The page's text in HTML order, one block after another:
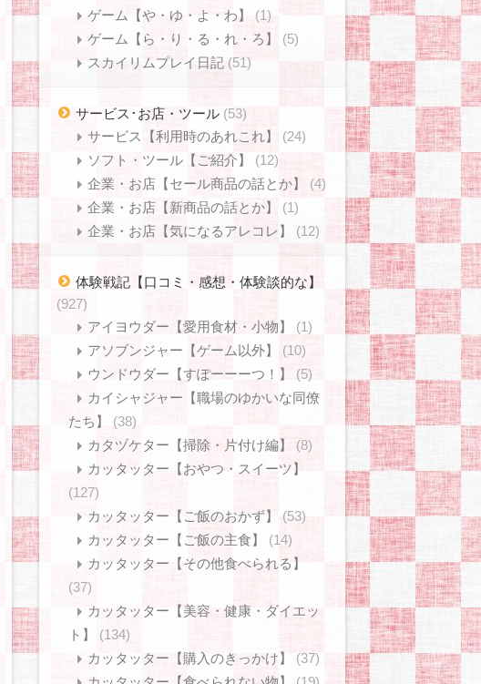
ゲーム【や・ゆ・よ・わ】
(1)
ゲーム【ら・り・る・れ・ろ】
(5)
スカイリムプレイ日記 (51)
サービス･お店・ツール (53)
サービス【利用時のあれこれ】
(24)
ソフト・ツール【ご紹介】
(12)
企業・お店【セール商品の話とか】
(4)
企業・お店【新商品の話とか】
(1)
企業・お店【気になるアレコレ】
(12)
体験戦記【口コミ・感想・体験談的な】
(927)
アイヨウダー【愛用食材・小物】
(1)
アソブンジャー【ゲーム以外】
(10)
ウンドウダー【すぽーーーつ！】
(5)
カイシャジャー【職場のゆかいな同僚
たち】
(38)
カタヅケター【掃除・片付け編】
(8)
カッタッター【おやつ・スイーツ】
(127)
カッタッター【ご飯のおかず】
(53)
カッタッター【ご飯の主食】
(14)
カッタッター【その他食べられる】
(37)
カッタッター【美容・健康・ダイエッ
ト】
(134)
カッタッター【購入のきっかけ】
(37)